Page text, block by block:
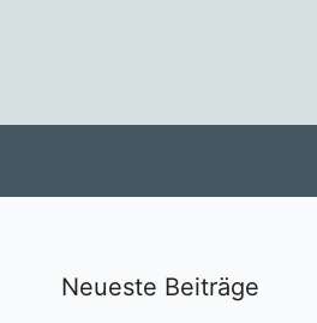
Neueste Beiträge